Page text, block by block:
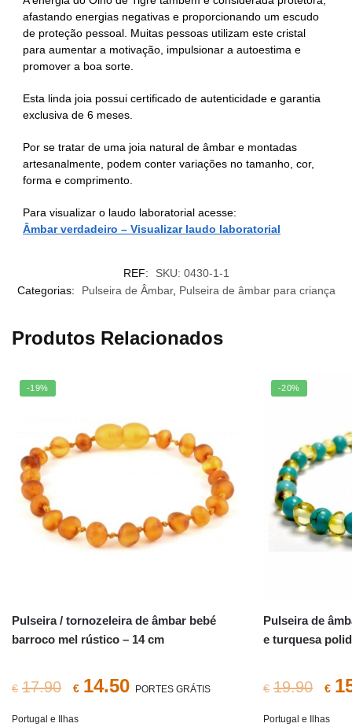
afastando energias negativas e proporcionando um escudo
de proteção pessoal. Muitas pessoas utilizam este cristal
para aumentar a motivação, impulsionar a autoestima e
promover a boa sorte.
Esta linda joia possui certificado de autenticidade e garantia
exclusiva de 6 meses.
Por se tratar de uma joia natural de âmbar e montadas
artesanalmente, podem conter variações no tamanho, cor,
forma e comprimento.
Para visualizar o laudo laboratorial acesse:
Âmbar verdadeiro – Visualizar laudo laboratorial
REF:
SKU: 0430-1-1
Categorias:
Pulseira de Âmbar, Pulseira de âmbar para criança
Produtos Relacionados
-19%
Pulseira / tornozeleira de âmbar bebé
barroco mel rústico – 14 cm
€ 17.90
O
preço
€ 14.50OPORTES GRÁTIS
Portugal e Ilhas
-20%
Pulseira de
e turquesa
€ 19.90
O
€
Portugal e Ilhas